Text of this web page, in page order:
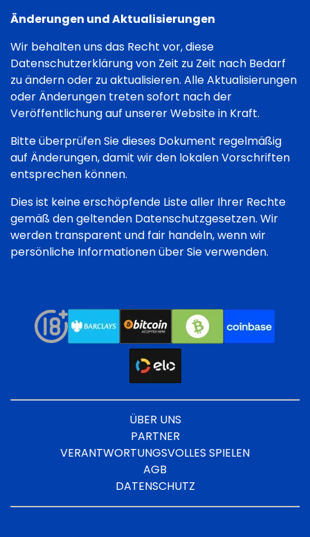
Änderungen und Aktualisierungen
Wir behalten uns das Recht vor, diese
Datenschutzerklärung von Zeit zu Zeit nach Bedarf
zu ändern oder zu aktualisieren. Alle Aktualisierungen
oder Änderungen treten sofort nach der
Veröffentlichung auf unserer Website in Kraft.
Bitte überprüfen Sie dieses Dokument regelmäßig
auf Änderungen, damit wir den lokalen Vorschriften
entsprechen können.
Dies ist keine erschöpfende Liste aller Ihrer Rechte
gemäß den geltenden Datenschutzgesetzen. Wir
werden transparent und fair handeln, wenn wir
persönliche Informationen über Sie verwenden.
ÜBER UNS
PARTNER
VERANTWORTUNGSVOLLES SPIELEN
AGB
DATENSCHUTZ